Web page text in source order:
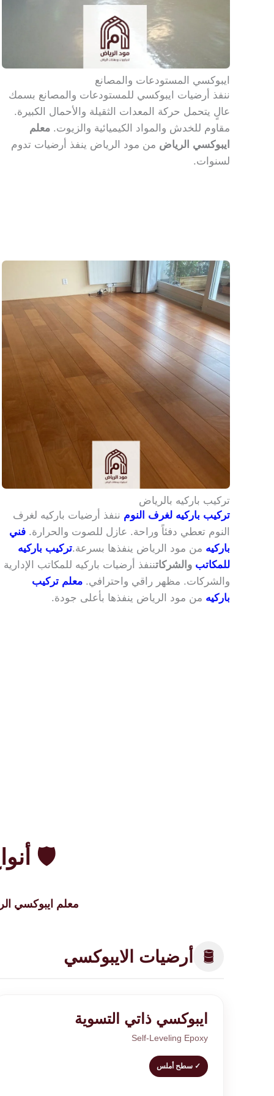
ايبوكسي المستودعات والمصانع
ننفذ أرضيات ايبوكسي للمستودعات والمصانع بسمك
عالٍ يتحمل حركة المعدات الثقيلة والأحمال الكبيرة.
مقاوم للخدش والمواد الكيميائية والزيوت. معلم
ايبوكسي الرياض من مود الرياض ينفذ أرضيات تدوم
لسنوات.
تركيب باركيه بالرياض
تركيب باركيه لغرف النوم ننفذ أرضيات باركيه لغرف
النوم تعطي دفئاً وراحة. عازل للصوت والحرارة. فني
باركيه من مود الرياض ينفذها بسرعة.تركيب باركيه
للمكاتب والشركاتننفذ أرضيات باركيه للمكاتب الإدارية
والشركات. مظهر راقي واحترافي. معلم تركيب
باركيه من مود الرياض ينفذها بأعلى جودة.
🛡️
معلم ايبوكسي
🛢️ أرضيات الايبوكسي
ايبوكسي ذاتي التسوية
Self-Leveling Epoxy
✓ سطح أملس